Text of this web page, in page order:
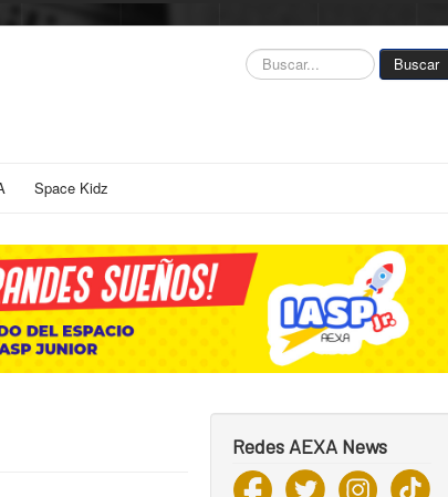
Buscar... Buscar
Space Kidz
Redes AEXA News